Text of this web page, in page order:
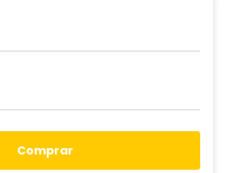
comprar